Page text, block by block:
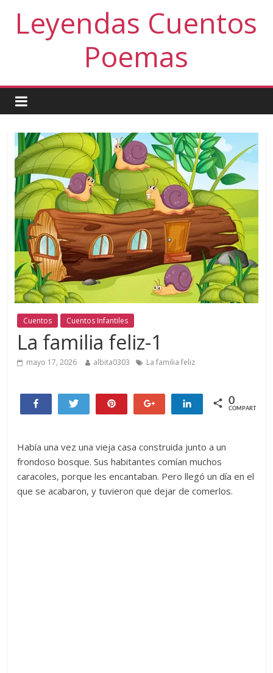
Leyendas Cuentos
Poemas
Cuentos Cuentos Infantiles
La familia feliz-1
mayo 17, 2026 albita0303 La familia feliz
Compartir Twittear Compartir
0
COMPARTIR
Había una vez una vieja casa construida junto a un
frondoso bosque. Sus habitantes comían muchos
caracoles, porque les encantaban. Pero llegó un día en el
que se acabaron, y tuvieron que dejar de comerlos.